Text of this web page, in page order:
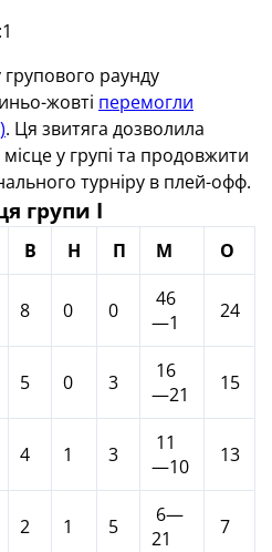
раунду
жовті перемогли
. Ця звитяга дозволила
у групі та продовжити
турніру в плей-офф.
групи I
В Н П М О
8 0 0
46
—1
24
5 0 3
16
—21
15
4 1 3
11
—10
13
2 1 5
6—
21
7